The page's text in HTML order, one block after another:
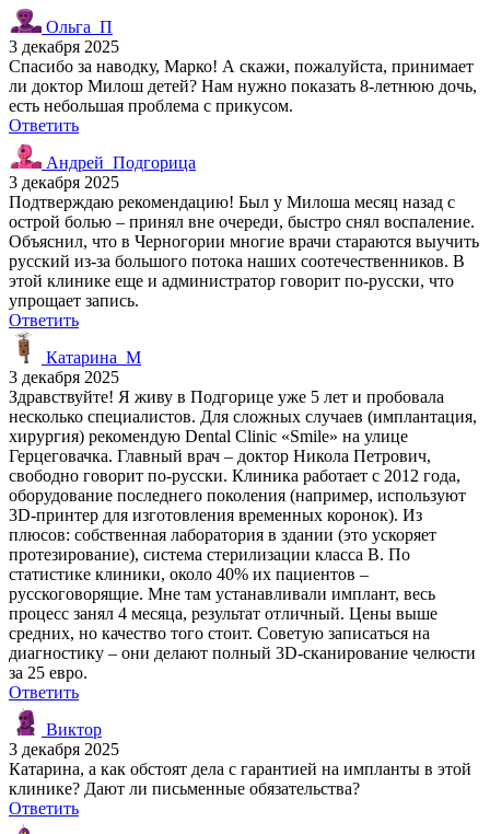
Ольга_П
3 декабря 2025
Спасибо за наводку, Марко! А скажи, пожалуйста, принимает
ли доктор Милош детей? Нам нужно показать 8-летнюю дочь,
есть небольшая проблема с прикусом.
Ответить
Андрей_Подгорица
3 декабря 2025
Подтверждаю рекомендацию! Был у Милоша месяц назад с
острой болью – принял вне очереди, быстро снял воспаление.
Объяснил, что в Черногории многие врачи стараются выучить
русский из-за большого потока наших соотечественников. В
этой клинике еще и администратор говорит по-русски, что
упрощает запись.
Ответить
Катарина_М
3 декабря 2025
Здравствуйте! Я живу в Подгорице уже 5 лет и пробовала
несколько специалистов. Для сложных случаев (имплантация,
хирургия) рекомендую Dental Clinic «Smile» на улице
Герцеговачка. Главный врач – доктор Никола Петрович,
свободно говорит по-русски. Клиника работает с 2012 года,
оборудование последнего поколения (например, используют
3D-принтер для изготовления временных коронок). Из
плюсов: собственная лаборатория в здании (это ускоряет
протезирование), система стерилизации класса B. По
статистике клиники, около 40% их пациентов –
русскоговорящие. Мне там устанавливали имплант, весь
процесс занял 4 месяца, результат отличный. Цены выше
средних, но качество того стоит. Советую записаться на
диагностику – они делают полный 3D-сканирование челюсти
за 25 евро.
Ответить
Виктор
3 декабря 2025
Катарина, а как обстоят дела с гарантией на импланты в этой
клинике? Дают ли письменные обязательства?
Ответить